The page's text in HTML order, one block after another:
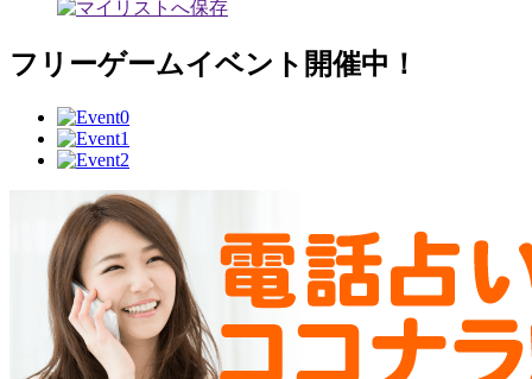
フリーゲームイベント開催中！